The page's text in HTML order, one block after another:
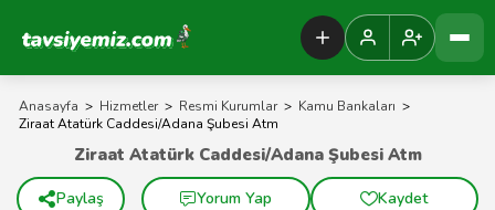
Tavsiyemiz Anasayfa
Anasayfa > Hizmetler > Resmi Kurumlar > Kamu Bankaları >
Ziraat Atatürk Caddesi/Adana Şubesi Atm
Ziraat Atatürk Caddesi/Adana Şubesi Atm
Paylaş Yorum Yap Kaydet